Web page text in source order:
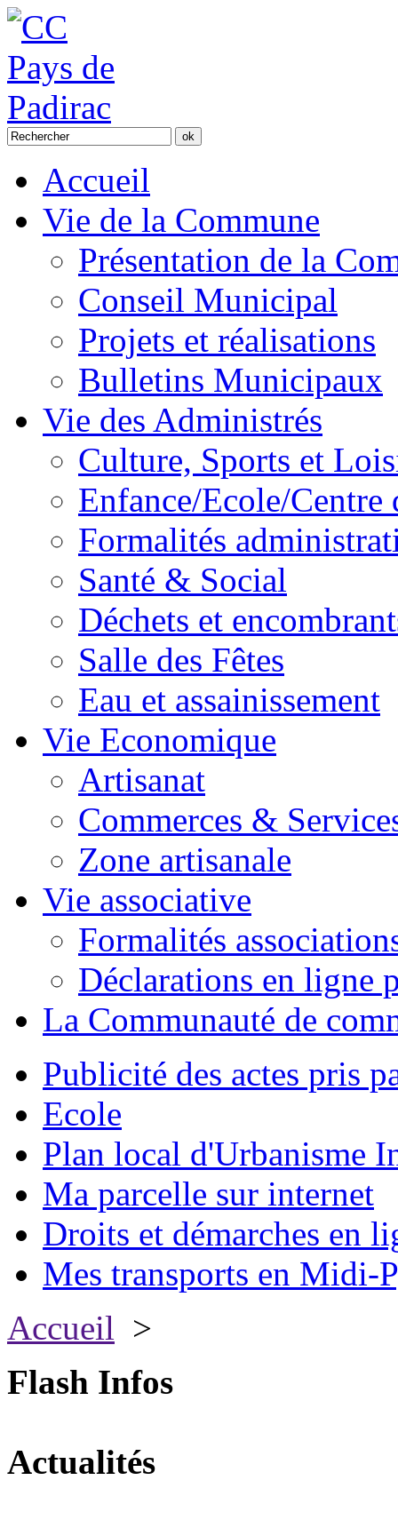
Accueil
Vie de la Commune
Présentation de la
Conseil Municipal
Projets et réalisations
Bulletins Municipaux
Vie des Administrés
Culture, Sports et
Enfance/Ecole/Centre
Formalités
Santé & Social
Déchets et
Salle des Fêtes
Eau et assainissement
Vie Economique
Artisanat
Commerces &
Zone artisanale
Vie associative
Formalités
Déclarations en ligne
La Communauté de
Publicité des actes pris
Ecole
Plan local d'Urbanisme
Ma parcelle sur internet
Droits et démarches en
Mes transports en Midi-
Accueil >
Flash Infos
Actualités